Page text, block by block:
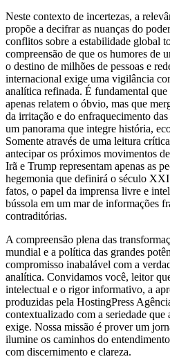
Neste contexto de incertezas, a
propõe a decifrar as nuanças do
conflitos sobre a estabilidade global
compreensão de que os humores de
o destino de milhões de pessoas e
internacional exige uma vigilância
analítica refinada. É fundamental
apenas relatem o óbvio, mas que
da irritação e do enfraquecimento
um panorama que integre história,
Somente através de uma leitura
antecipar os próximos movimentos
Irã e Trump representam apenas as
hegemonia que definirá o século
fatos, o papel da imprensa livre e
bússola em um mar de informações
contraditórias.
A compreensão plena das
mundial e a política das grandes
compromisso inabalável com a
analítica. Convidamos você, leitor
intelectual e o rigor informativo, a
produzidas pela HostingPress
contextualizado com a seriedade que
exige. Nossa missão é prover um
ilumine os caminhos do
com discernimento e clareza.